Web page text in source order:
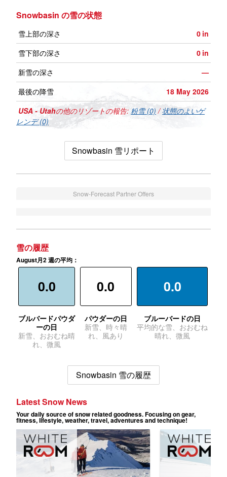
Snowbasin の雪の状態
雪上部の深さ 0 in
雪下部の深さ
0 in
新雪の深さ
—
最後の降雪
18 May 2026
USA - Utahの他のリゾートの報告: 粉雪 (0) /状態のよいゲ
レンデ (0)
Snowbasin 雪リポート
Snow-Forecast Partner Offers
雪の履歴
August月2 週の平均：
0.0
ブルバードパウダ
ーの日
新雪、おおむね晴
れ、微風
0.0
パウダーの日
新雪、時々晴
れ、風あり
0.0
ブルーバードの日
平均的な雪、おおむね
晴れ、微風
Snowbasin 雪の履歴